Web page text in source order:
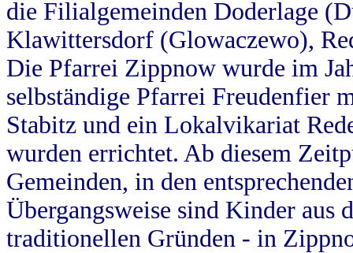
die Filialgemeinden Doderlage
Klawittersdorf (Glowaczewo),
Die Pfarrei Zippnow wurde im
selbständige Pfarrei Freudenfier
Stabitz und ein Lokalvikariat
wurden errichtet. Ab diesem
Gemeinden, in den
Übergangsweise sind Kinder aus
traditionellen Gründen - in